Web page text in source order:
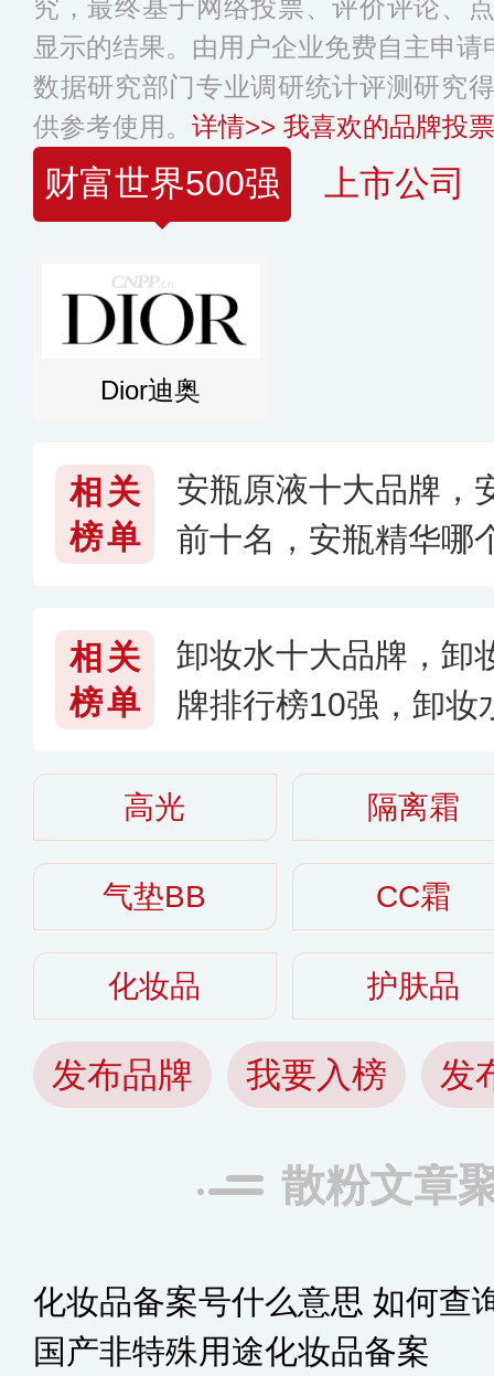
究，最终基于网络投票、评价评论、
显示的结果。由用户企业免费自主申
数据研究部门专业调研统计评测研究
供参考使用。 详情>> 我喜欢的品牌投
财富世界500强 上市公司
Dior迪奥
相关
榜单
安瓶原液十大品牌，
前十名，安瓶精华哪
相关
榜单
卸妆水十大品牌，卸
牌排行榜10强，卸妆
高光 隔离霜
气垫BB CC霜
化妆品 护肤品
发布品牌 我要入榜 发
散粉文章
化妆品备案号什么意思 如何查
国产非特殊用途化妆品备案